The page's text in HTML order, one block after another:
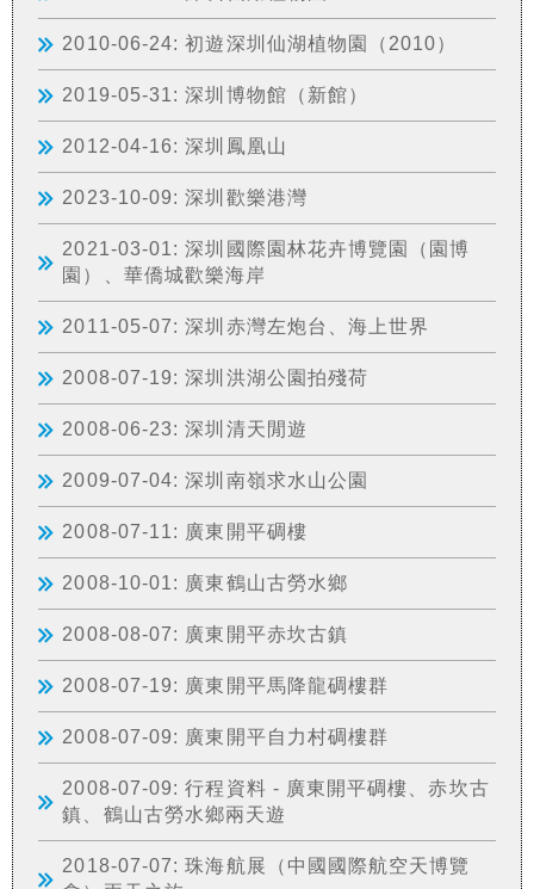
2010-06-24: 初遊深圳仙湖植物園（2010）
2019-05-31: 深圳博物館（新館）
2012-04-16: 深圳鳳凰山
2023-10-09: 深圳歡樂港灣
2021-03-01: 深圳國際園林花卉博覽園（園博
園）、華僑城歡樂海岸
2011-05-07: 深圳赤灣左炮台、海上世界
2008-07-19: 深圳洪湖公園拍殘荷
2008-06-23: 深圳清天閒遊
2009-07-04: 深圳南嶺求水山公園
2008-07-11: 廣東開平碉樓
2008-10-01: 廣東鶴山古勞水鄉
2008-08-07: 廣東開平赤坎古鎮
2008-07-19: 廣東開平馬降龍碉樓群
2008-07-09: 廣東開平自力村碉樓群
2008-07-09: 行程資料 - 廣東開平碉樓、赤坎古
鎮、鶴山古勞水鄉兩天遊
2018-07-07: 珠海航展（中國國際航空天博覽